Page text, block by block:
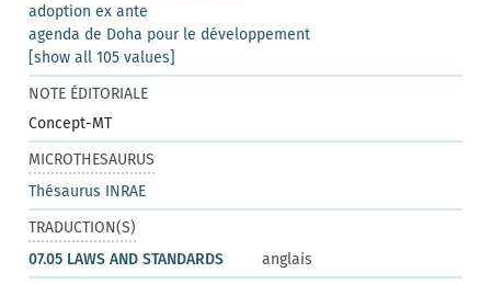
adoption ex ante
agenda de Doha pour le développement
[show all 105 values]
NOTE ÉDITORIALE
Concept-MT
MICROTHESAURUS
Thésaurus INRAE
TRADUCTION(S)
07.05 LAWS AND STANDARDS
anglais